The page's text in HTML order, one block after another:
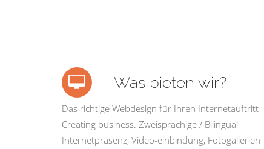
Was bieten wir?
Das richtige Webdesign für Ihren Internetauftritt -
Creating business. Zweisprachige / Bilingual
Internetpräsenz, Video-einbindung, Fotogallerien